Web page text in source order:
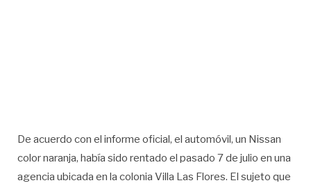
De acuerdo con el informe oficial, el automóvil, un Nissan
color naranja, había sido rentado el pasado 7 de julio en una
agencia ubicada en la colonia Villa Las Flores. El sujeto que